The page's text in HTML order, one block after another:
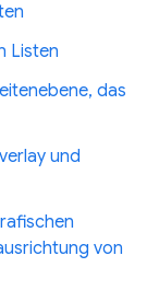
Listen
das
und
von